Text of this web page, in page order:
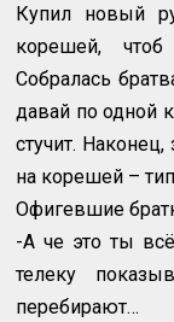
Купил новый
корешей,
Собралась
давай по одной
стучит.
на корешей –
Офигевшие
-А че это ты
телеку
перебирают…